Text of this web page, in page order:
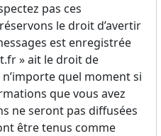
pas ces
le droit d’avertir
est enregistrée
» ait le droit de
quel moment si
que vous avez
ne seront pas diffusées
être tenus comme